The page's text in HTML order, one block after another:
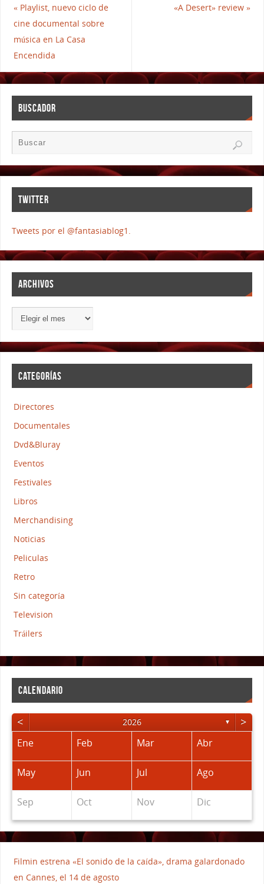
«Playlist, nuevo ciclo de
cine documental sobre
música en La Casa
Encendida
«A Desert» review»
BUSCADOR
TWITTER
Tweets por el @fantasiablog1.
ARCHIVOS
CATEGORÍAS
Directores
Documentales
Dvd&Bluray
Eventos
Festivales
Libros
Merchandising
Noticias
Peliculas
Retro
Sin categoría
Television
Tráilers
CALENDARIO
< 2026 ▼ >
Ene Feb Mar Abr
May Jun Jul Ago
Sep Oct Nov Dic
Filmin estrena «El sonido de la caída», drama galardonado
en Cannes, el 14 de agosto